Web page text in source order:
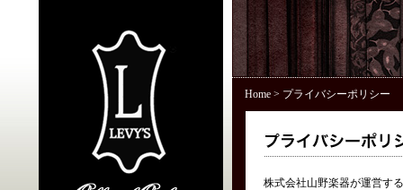
Home> プライバシーポリシー
株式会社山野楽器が運営す